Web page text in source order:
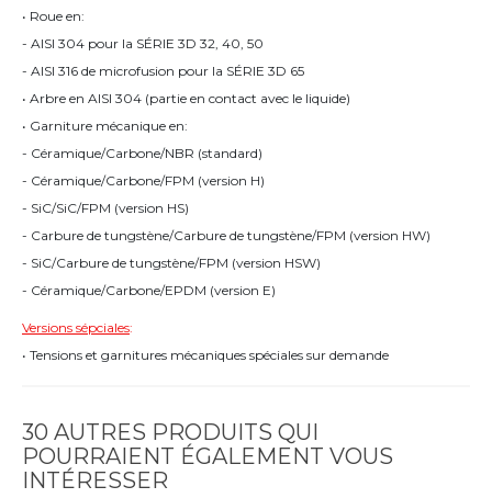
• Roue en:
- AISI 304 pour la SÉRIE 3D 32, 40, 50
- AISI 316 de microfusion pour la SÉRIE 3D 65
• Arbre en AISI 304 (partie en contact avec le liquide)
• Garniture mécanique en:
- Céramique/Carbone/NBR (standard)
- Céramique/Carbone/FPM (version H)
- SiC/SiC/FPM (version HS)
- Carbure de tungstène/Carbure de tungstène/FPM (version HW)
- SiC/Carbure de tungstène/FPM (version HSW)
- Céramique/Carbone/EPDM (version E)
Versions sépciales:
• Tensions et garnitures mécaniques spéciales sur demande
30 AUTRES PRODUITS QUI
POURRAIENT ÉGALEMENT VOUS
INTÉRESSER